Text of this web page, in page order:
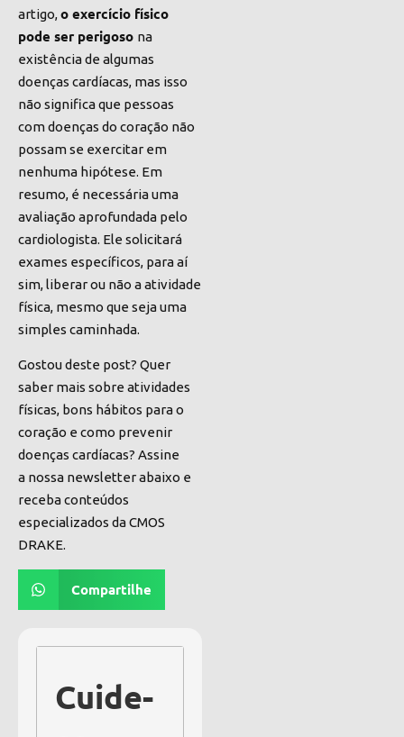
artigo,o exercício físico
pode ser perigoso na
existência de algumas
doenças cardíacas, mas isso
não significa que pessoas
com doenças do coração não
possam se exercitar em
nenhuma hipótese. Em
resumo, é necessária uma
avaliação aprofundada pelo
cardiologista. Ele solicitará
exames específicos, para aí
sim, liberar ou não a atividade
física, mesmo que seja uma
simples caminhada.
Gostou deste post? Quer
saber mais sobre atividades
físicas, bons hábitos para o
coração e como prevenir
doenças cardíacas? Assine
a nossa newsletter abaixo e
receba conteúdos
especializados da CMOS
DRAKE.
Compartilhe
Cuide-